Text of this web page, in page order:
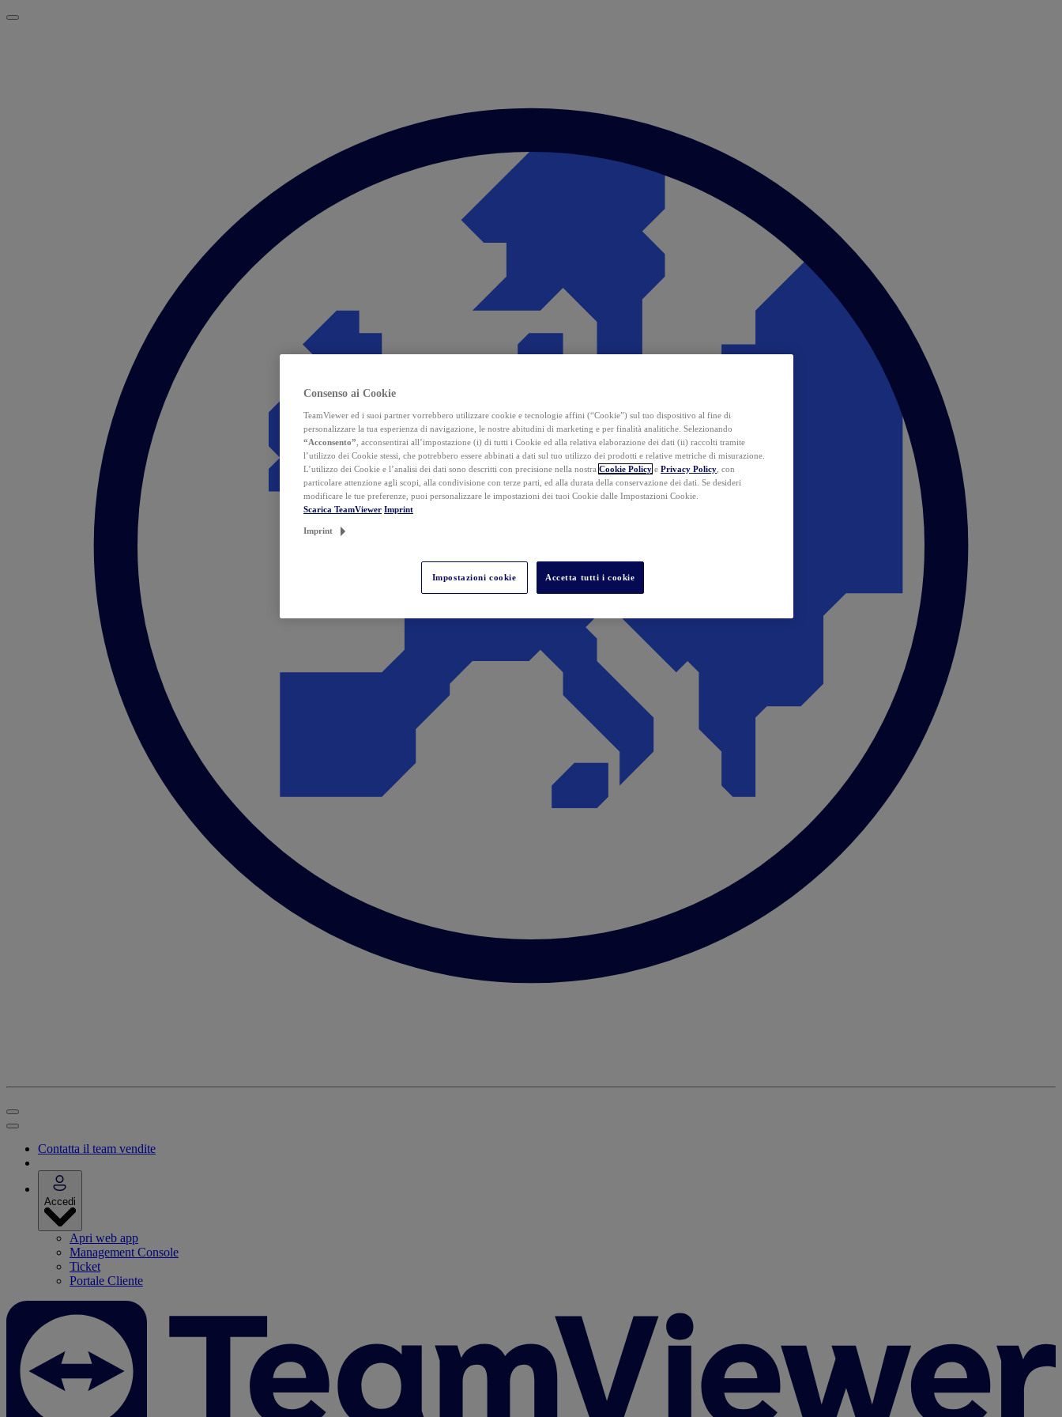
Contatta il team vendite
Accedi
Apri web app
Management Console
Ticket
Portale Cliente
Consenso ai Cookie
TeamViewer ed i suoi partner vorrebbero utilizzare cookie e tecnologie affini (“Cookie”) sul tuo dispositivo al fine di
personalizzare la tua esperienza di navigazione, le nostre abitudini di marketing e per finalità analitiche. Selezionando
“Acconsento” , acconsentirai all’impostazione (i) di tutti i Cookie ed alla relativa elaborazione dei dati (ii) raccolti tramite
l’utilizzo dei Cookie stessi, che potrebbero essere abbinati a dati sul tuo utilizzo dei prodotti e relative metriche di misurazione.
L’utilizzo dei Cookie e l’analisi dei dati sono descritti con precisione nella nostra Cookie Policy e Privacy Policy , con
particolare attenzione agli scopi, alla condivisione con terze parti, ed alla durata della conservazione dei dati. Se desideri
modificare le tue preferenze, puoi personalizzare le impostazioni dei tuoi Cookie dalle Impostazioni Cookie.
Scarica TeamViewer Imprint
Imprint
Impostazioni cookie Accetta tutti i cookie